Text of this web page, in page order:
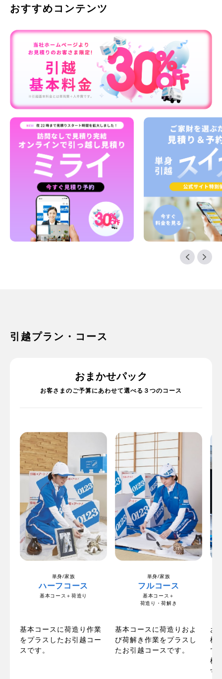
おすすめコンテンツ
引越プラン・コース
おまかせパック
お客さまのご予算にあわせて選べる３つのコース
単身/家族
ハーフコース
基本コース＋荷造り
基本コースに荷造り作業
をプラスしたお引越コー
スです。
単身/家族
フルコース
基本コース＋
荷造り・荷解き
基本コースに荷造りおよ
び荷解き作業をプラスし
たお引越コースです。
お
梱
で
標
す